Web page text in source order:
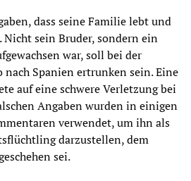
dass seine Familie lebt und
Nicht sein Bruder, sondern ein
war, soll bei der
Spanien ertrunken sein. Eine
auf eine schwere Verletzung bei
Angaben wurden in einigen
verwendet, um ihn als
darzustellen, dem
sei.